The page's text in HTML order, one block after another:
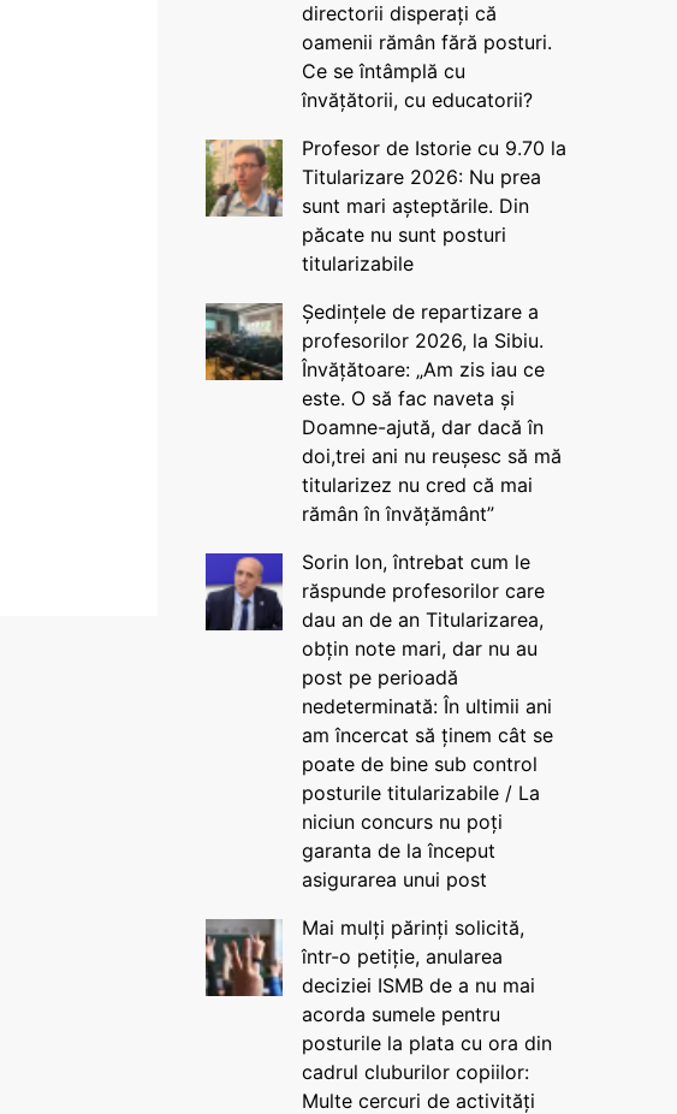
directorii disperați că
oamenii rămân fără posturi.
Ce se întâmplă cu
învățătorii, cu educatorii?
Profesor de Istorie cu 9.70 la
Titularizare 2026: Nu prea
sunt mari așteptările. Din
păcate nu sunt posturi
titularizabile
Ședințele de repartizare a
profesorilor 2026, la Sibiu.
Învățătoare: „Am zis iau ce
este. O să fac naveta și
Doamne-ajută, dar dacă în
doi,trei ani nu reușesc să mă
titularizez nu cred că mai
rămân în învățământ”
Sorin Ion, întrebat cum le
răspunde profesorilor care
dau an de an Titularizarea,
obțin note mari, dar nu au
post pe perioadă
nedeterminată: În ultimii ani
am încercat să ținem cât se
poate de bine sub control
posturile titularizabile / La
niciun concurs nu poți
garanta de la început
asigurarea unui post
Mai mulți părinți solicită,
într-o petiție, anularea
deciziei ISMB de a nu mai
acorda sumele pentru
posturile la plata cu ora din
cadrul cluburilor copiilor:
Multe cercuri de activități